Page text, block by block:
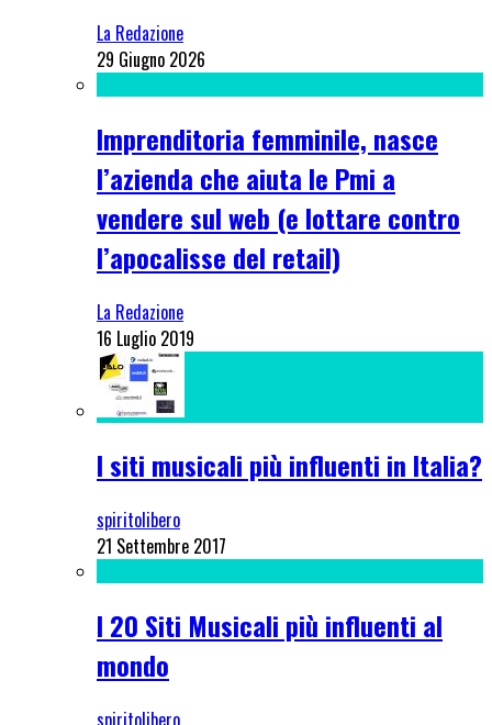
La Redazione
29 Giugno 2026
Imprenditoria femminile, nasce
l’azienda che aiuta le Pmi a
vendere sul web (e lottare contro
l’apocalisse del retail)
La Redazione
16 Luglio 2019
I siti musicali più influenti in Italia?
spiritolibero
21 Settembre 2017
I 20 Siti Musicali più influenti al
mondo
spiritolibero